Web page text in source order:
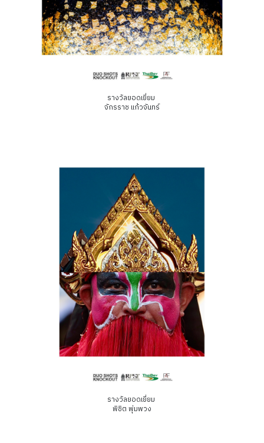
รางวัลยอดเยี่ยม
จักรราช แก้วจันทร์
รางวัลยอดเยี่ยม
พิชิต พุ่มพวง